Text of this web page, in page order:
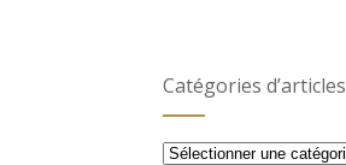
Catégories d’articles
Catégories